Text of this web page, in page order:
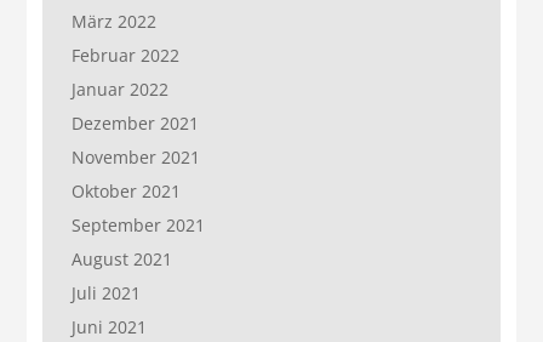
März 2022
Februar 2022
Januar 2022
Dezember 2021
November 2021
Oktober 2021
September 2021
August 2021
Juli 2021
Juni 2021